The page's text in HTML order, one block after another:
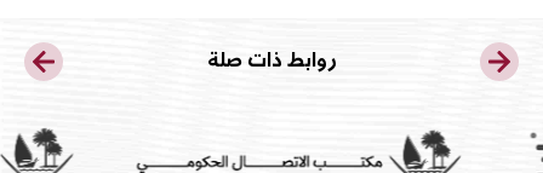
روابط ذات صلة